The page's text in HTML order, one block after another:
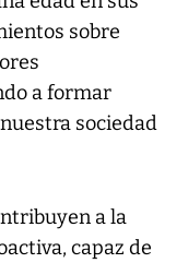
sobre
a formar
sociedad
a la
capaz de